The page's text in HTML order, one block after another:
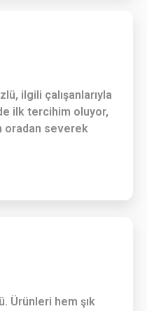
ilgili çalışanlarıyla
ilk tercihim oluyor,
oradan severek
Ürünleri hem şık